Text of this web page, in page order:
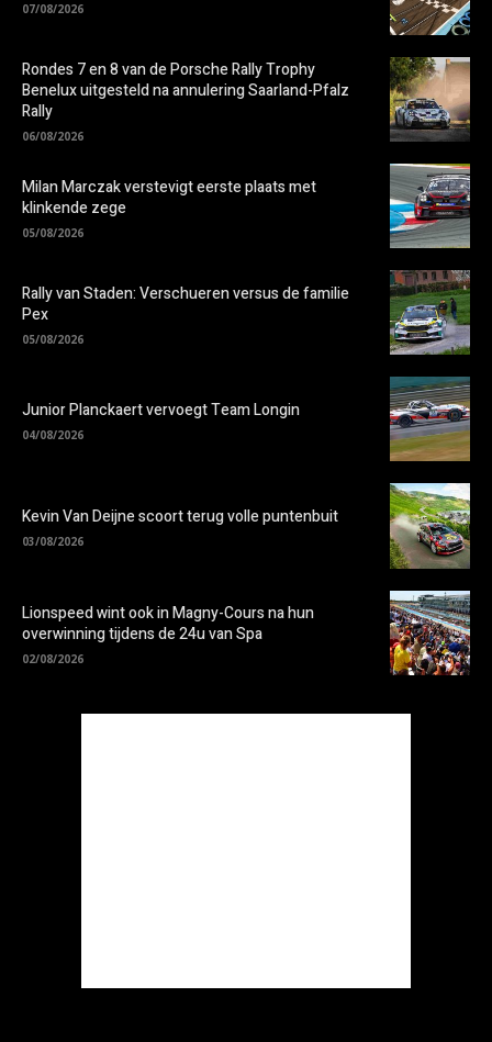
07/08/2026
Rondes 7 en 8 van de Porsche Rally Trophy
Benelux uitgesteld na annulering Saarland-Pfalz
Rally
06/08/2026
Milan Marczak verstevigt eerste plaats met
klinkende zege
05/08/2026
Rally van Staden: Verschueren versus de familie
Pex
05/08/2026
Junior Planckaert vervoegt Team Longin
04/08/2026
Kevin Van Deijne scoort terug volle puntenbuit
03/08/2026
Lionspeed wint ook in Magny-Cours na hun
overwinning tijdens de 24u van Spa
02/08/2026